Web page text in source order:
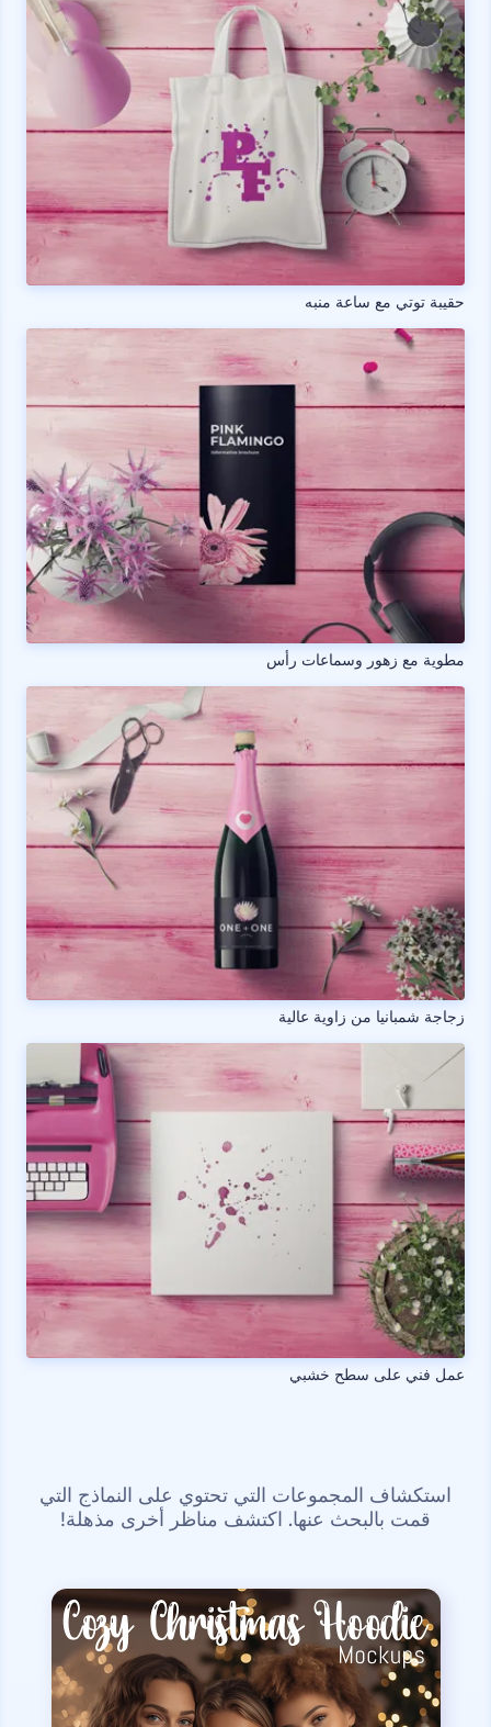
حقيبة توتي مع ساعة منبه
مطوية مع زهور وسماعات رأس
زجاجة شمبانيا من زاوية عالية
عمل فني على سطح خشبي
استكشاف المجموعات التي تحتوي على النماذج التي
قمت بالبحث عنها. اكتشف مناظر أخرى مذهلة!